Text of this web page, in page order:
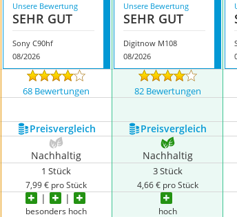
Unsere Bewertung
SEHR GUT
Sony C90hf
08/2026
Unsere Bewertung
SEHR GUT
Digitnow M108
08/2026
68 Bewertungen 82 Bewertungen
Preis­vergleich Preis­vergleich
Nachhaltig Nachhaltig
1 Stück
7,99 € pro Stück
3 Stück
4,66 € pro Stück
besonders hoch hoch